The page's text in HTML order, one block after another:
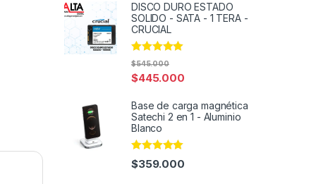
DISCO DURO ESTADO
SOLIDO - SATA - 1 TERA -
CRUCIAL
Rated4.91
$445.000
$545.000
Base de carga magnética
Satechi 2 en 1 - Aluminio
Blanco
Rated4.97
out of 5
$359.000